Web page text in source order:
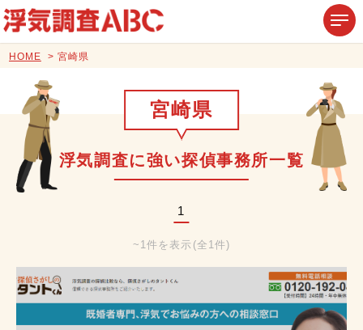
HOME 宮崎県
宮崎県
浮気調査に強い探偵事務所一覧
1
~1件を表示(全1件)